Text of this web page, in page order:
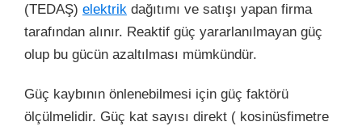
(TEDAŞ) elektrik dağıtımı ve satışı yapan firma
tarafından alınır. Reaktif güç yararlanılmayan güç
olup bu gücün azaltılması mümkündür.
Güç kaybının önlenebilmesi için güç faktörü
ölçülmelidir. Güç kat sayısı direkt ( kosinüsfimetre